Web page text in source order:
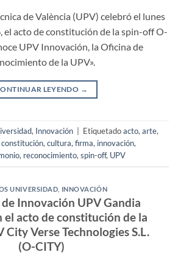
de València (UPV) celebró el lunes
el acto de constitución de la spin-off O-
UPV Innovación, la Oficina de
de la UPV».
LEYENDO →
, Innovación Etiquetadoacto, arte,
constitución, cultura, firma, innovación,
, reconocimiento, spin-off, UPV
UNIVERSIDAD INNOVACIÓN
Innovación UPV Gandia
el acto de constitución de la
City Verse Technologies S.L.
(O-CITY)